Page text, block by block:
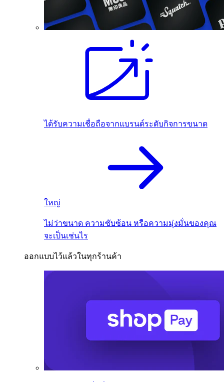
ได้รับความเชื่อถือจากแบรนด์ระดับกิจการขนาด
ใหญ่
ไม่ว่าขนาด ความซับซ้อน หรือความมุ่งมั่นของคุณ
จะเป็นเช่นไร
ออกแบบไว้แล้วในทุกร้านค้า